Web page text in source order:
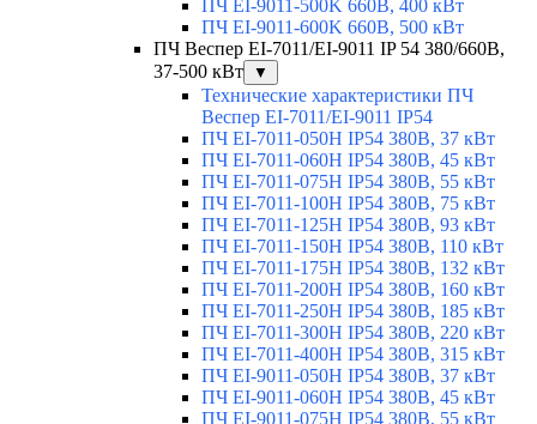
ПЧ EI-9011-500K 660В, 400 кВт
ПЧ EI-9011-600K 660В, 500 кВт
ПЧ Веспер EI-7011/EI-9011 IP 54 380/660В,
37-500 кВт
▼
Технические характеристики ПЧ
Веспер EI-7011/EI-9011 IP54
ПЧ EI-7011-050H IP54 380В, 37 кВт
ПЧ EI-7011-060H IP54 380В, 45 кВт
ПЧ EI-7011-075H IP54 380В, 55 кВт
ПЧ EI-7011-100H IP54 380В, 75 кВт
ПЧ EI-7011-125H IP54 380В, 93 кВт
ПЧ EI-7011-150H IP54 380В, 110 кВт
ПЧ EI-7011-175H IP54 380В, 132 кВт
ПЧ EI-7011-200H IP54 380В, 160 кВт
ПЧ EI-7011-250H IP54 380В, 185 кВт
ПЧ EI-7011-300H IP54 380В, 220 кВт
ПЧ EI-7011-400H IP54 380В, 315 кВт
ПЧ EI-9011-050H IP54 380В, 37 кВт
ПЧ EI-9011-060H IP54 380В, 45 кВт
ПЧ EI-9011-075H IP54 380В, 55 кВт